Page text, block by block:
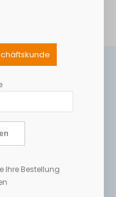
Ihre Bestellung